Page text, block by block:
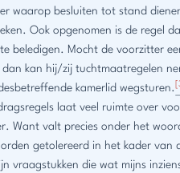
waarop besluiten tot stand
Ook opgenomen is de regel
beledigen. Mocht de voorzitter
kan hij/zij tuchtmaatregelen
kamerlid wegsturen.
laat veel ruimte over
Want valt precies onder het
getolereerd in het kader van
vraagstukken die wat mijns